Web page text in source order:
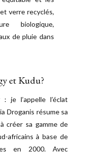
verre recyclés,
biologique,
de pluie dans
et Kudu?
je l’appelle l’éclat
Droganis résume sa
créer sa gamme de
africains à base de
en 2000. Avec